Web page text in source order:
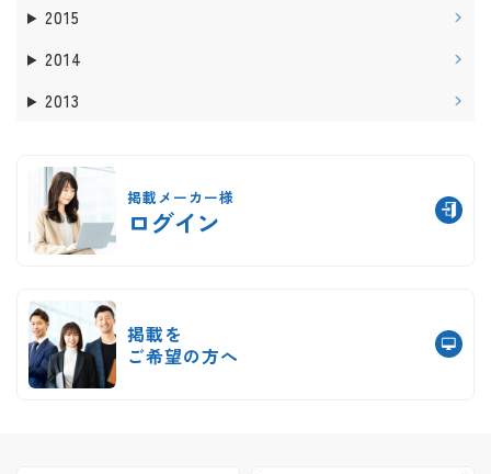
2015
2014
2013
掲載メーカー様
ログイン
掲載を
ご希望の方へ